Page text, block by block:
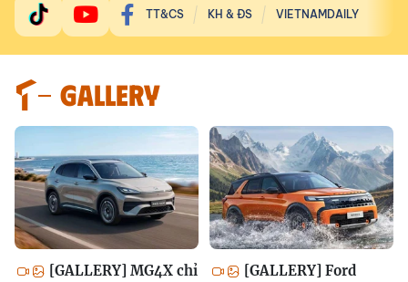
TT&CS KH & ĐS VIETNAMDAILY
GALLERY
[GALLERY] MG4X chỉ
[GALLERY] Ford